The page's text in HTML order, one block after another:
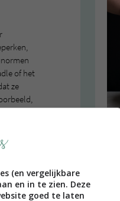
of het
ze
hun
Bolia,
(en vergelijkbare
en in te zien. Deze
goed te laten